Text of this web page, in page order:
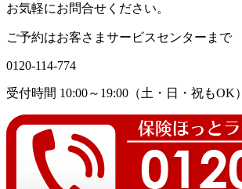
お気軽にお問合せください。
ご予約はお客さまサービスセンターまで
0120-114-774
受付時間 10:00～19:00（土・日・祝もOK）